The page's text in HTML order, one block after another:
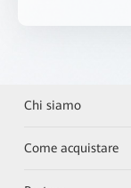
Chi siamo
Come acquistare